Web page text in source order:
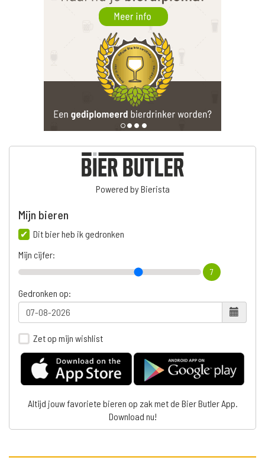
Powered by Bierista
Mijn bieren
Dit bier heb ik gedronken
Mijn cijfer:
7
Gedronken op:
Zet op mijn wishlist
Altijd jouw favoriete bieren op zak met de Bier Butler App.
Download nu!